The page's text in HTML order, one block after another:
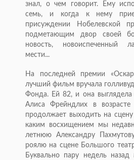
знал, о чем говорит. Ему
семь, и когда к нему
присуждении Нобелевской
подметающим двор своей
новость, новоиспеченный
мести...
На последней премии
лучший фильм вручала
Фонда. Ей 82, и она
Алиса Фрейндлих в
продолжает выходить на
каким восхищением мы
летнюю Александру
роялю на сцене Большого
Буквально пару недель